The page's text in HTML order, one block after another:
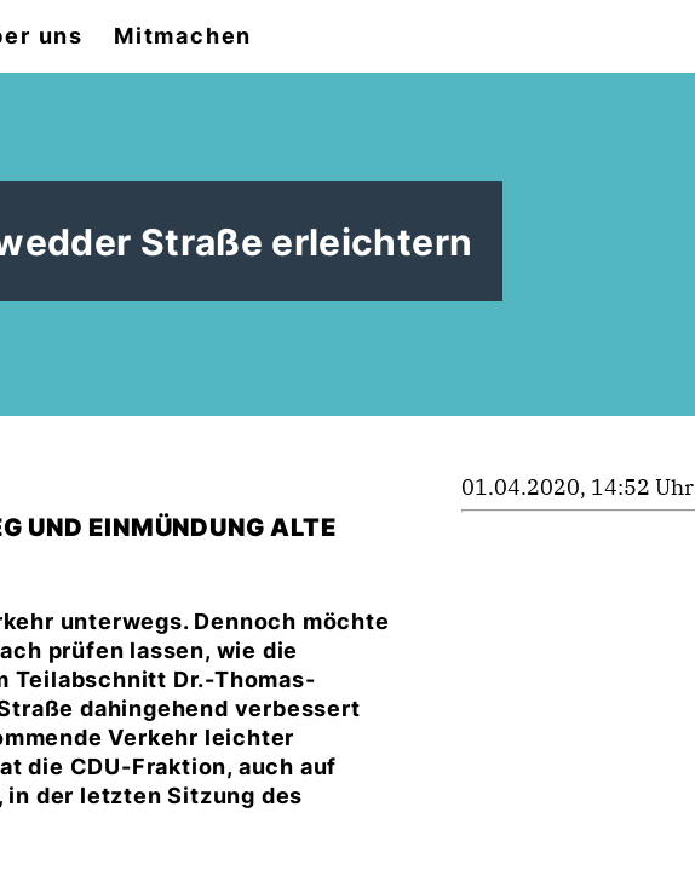
uns Mitmachen
Straße erleichtern
EINMÜNDUNG ALTE S
unterwegs. Dennoch möchte
prüfen lassen, wie die
Teilabschnitt Dr.-Thomas-
dahingehend verbessert
Verkehr leichter
die CDU-Fraktion, auch auf
in der letzten Sitzung des
01.04.2020, 14:52 Uhr